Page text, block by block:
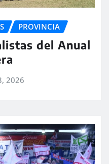
PROVINCIA
del Anual
2026